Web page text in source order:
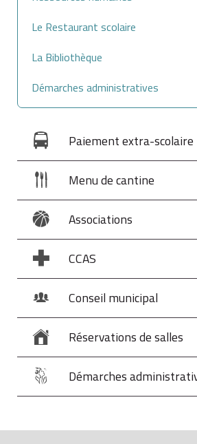
Le Restaurant scolaire
La Bibliothèque
Démarches administratives
Paiement extra-scolaire
Menu de cantine
Associations
CCAS
Conseil municipal
Réservations de salles
Démarches